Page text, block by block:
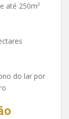
até 250m²
do lar por